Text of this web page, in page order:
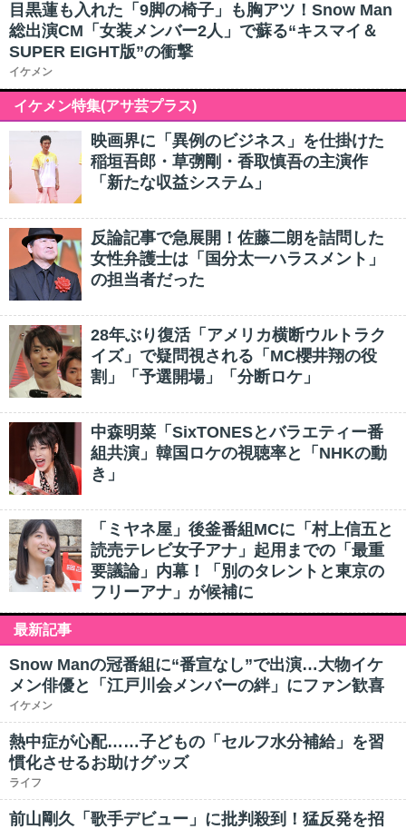
目黒蓮も入れた「9脚の椅子」も胸アツ！Snow Man
総出演CM「女装メンバー2人」で蘇る“キスマイ＆
SUPER EIGHT版”の衝撃
イケメン
イケメン特集(アサ芸プラス)
映画界に「異例のビジネス」を仕掛けた
稲垣吾郎・草彅剛・香取慎吾の主演作
「新たな収益システム」
反論記事で急展開！佐藤二朗を詰問した
女性弁護士は「国分太一ハラスメント」
の担当者だった
28年ぶり復活「アメリカ横断ウルトラク
イズ」で疑問視される「MC櫻井翔の役
割」「予選開場」「分断ロケ」
中森明菜「SixTONESとバラエティー番
組共演」韓国ロケの視聴率と「NHKの動
き」
「ミヤネ屋」後釜番組MCに「村上信五と
読売テレビ女子アナ」起用までの「最重
要議論」内幕！「別のタレントと東京の
フリーアナ」が候補に
最新記事
Snow Manの冠番組に“番宣なし”で出演…大物イケ
メン俳優と「江戸川会メンバーの絆」にファン歓喜
イケメン
熱中症が心配……子どもの「セルフ水分補給」を習
慣化させるお助けグッズ
ライフ
前山剛久「歌手デビュー」に批判殺到！猛反発を招